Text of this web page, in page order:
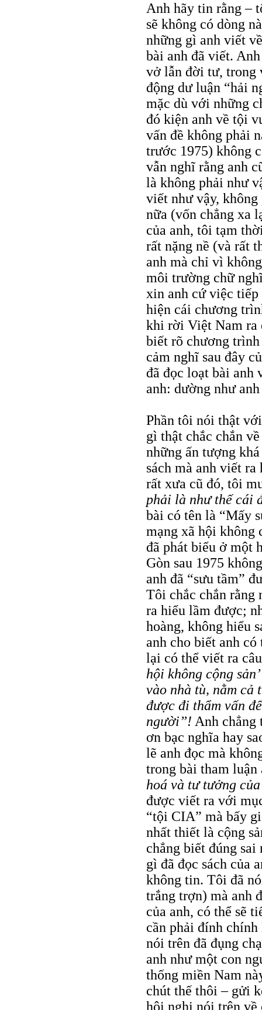
Anh hãy tin rằng –
sẽ không có dòng
những gì anh viết
bài anh đã viết.
vở lẫn đời tư, trong
động dư luận “hải
mặc dù với những
đó kiện anh về tội
vấn đề không phải
trước 1975) không
vẫn nghĩ rằng anh
là không phải như
viết như vậy,
nữa (vốn chẳng xa
của anh, tôi tạm
rất nặng nề (và rất
anh mà chỉ vì
môi trường chữ
xin anh cứ việc tiếp
hiện cái chương
khi rời Việt Nam ra
biết rõ chương
cảm nghĩ sau đây
đã đọc loạt bài anh
anh: dường như
Phần tôi nói thật
gì thật chắc chắn
những ấn tượng
sách mà anh viết
rất xưa cũ đó, tôi
phải là như thế cái
bài có tên là “Mấy
mạng xã hội không
đã phát biểu ở một
Gòn sau 1975
anh đã “sưu tầm”
Tôi chắc chắn rằng
ra hiểu lầm được;
hoàng, không hiểu
anh cho biết anh
lại có thể viết ra
hội không cộng
vào nhà tù, nằm cả
được đi thẩm vấn
người”! Anh chẳng
ơn bạc nghĩa hay
lẽ anh đọc mà
trong bài tham
hoá và tư tưởng
được viết ra với
“tội CIA” mà bấy
nhất thiết là cộng
chẳng biết đúng sai
gì đã đọc sách của
không tin. Tôi đã
trắng trợn) mà anh
của anh, có thể sẽ
cần phải đính
nói trên đã đụng
anh như một con
thống miền Nam
chút thế thôi – gửi
hội nghị nói trên về